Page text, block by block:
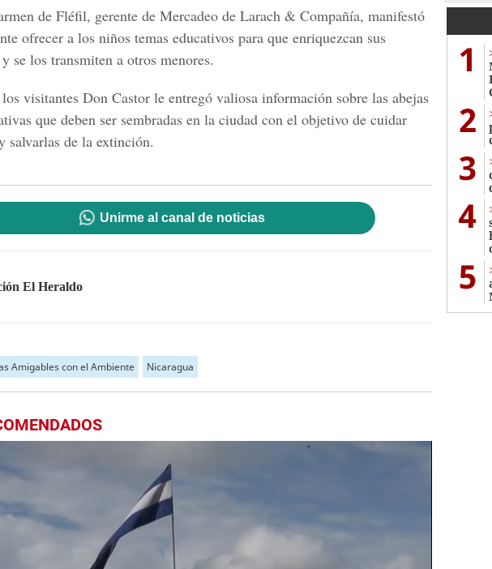
de Fléfil, gerente de Mercadeo de Larach & Compañía, manifestó
ofrecer a los niños temas educativos para que enriquezcan sus
se los transmiten a otros menores.
visitantes Don Castor le entregó valiosa información sobre las abejas
que deben ser sembradas en la ciudad con el objetivo de cuidar
salvarlas de la extinción.
Unirme al canal de noticias
El Heraldo
Amigables con el Ambiente Nicaragua
1
2
3
4
5